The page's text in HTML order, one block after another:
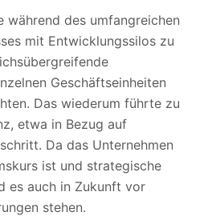
während des umfangreichen
mit Entwicklungssilos zu
Geschäftseinheiten
Das wiederum führte zu
etwa in Bezug auf
Da das Unternehmen
ist und strategische
es auch in Zukunft vor
stehen.